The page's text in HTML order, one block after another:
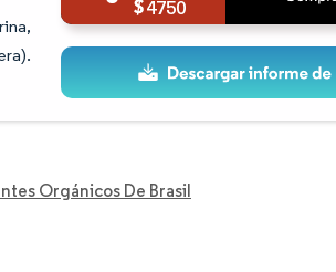
4750
Orgánicos De Brasil